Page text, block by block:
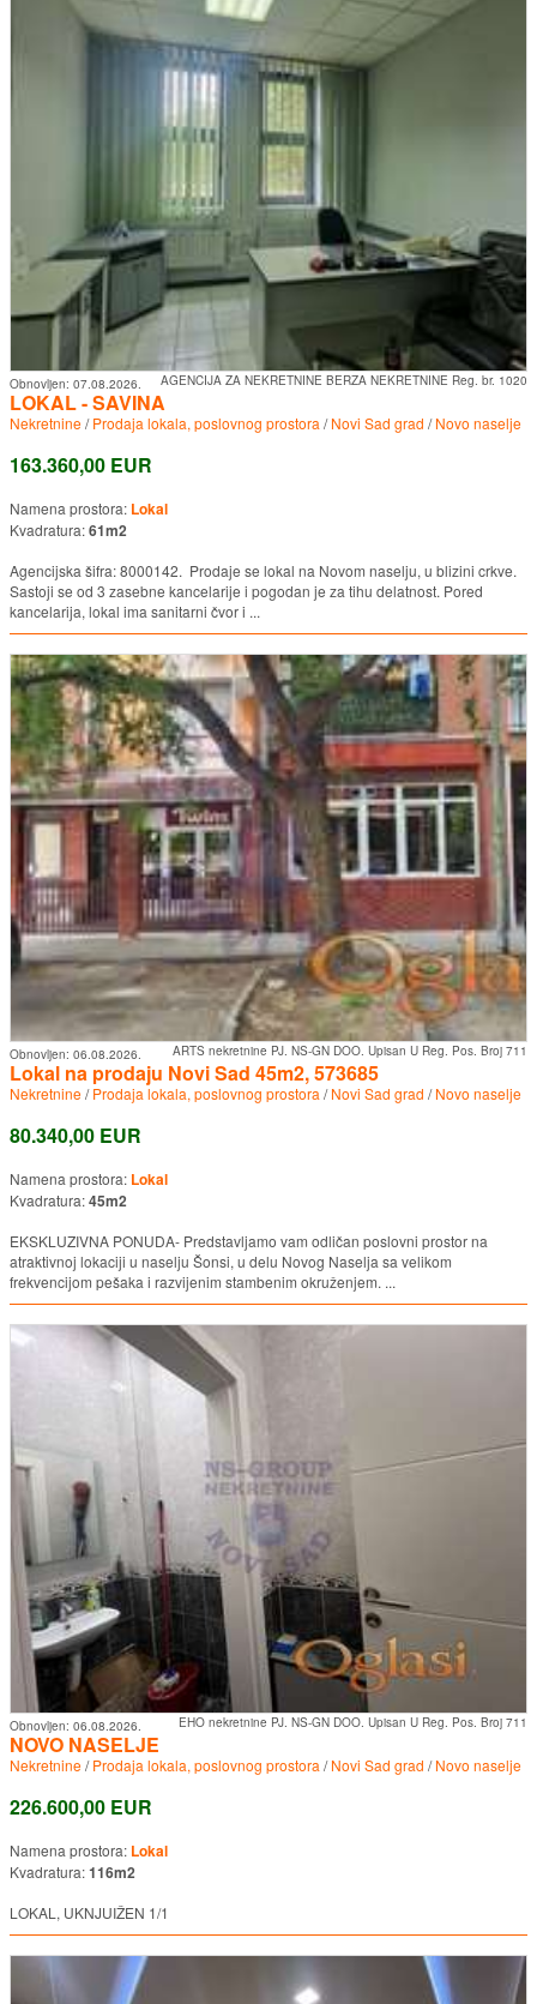
AGENCIJA ZA NEKRETNINE BERZA NEKRETNINE Reg. br. 1020
Obnovljen: 07.08.2026.
LOKAL - SAVINA
Nekretnine/Prodaja lokala, poslovnog prostora /Novi Sad grad /Novo naselje
163.360,00 EUR
Namena prostora: Lokal
Kvadratura:61m2
Agencijska šifra: 8000142. Prodaje se lokal na Novom naselju, u blizini crkve.
Sastoji se od 3 zasebne kancelarije i pogodan je za tihu delatnost. Pored
kancelarija, lokal ima sanitarni čvor i ...
ARTS nekretnine PJ. NS-GN DOO. Upisan U Reg. Pos. Broj 711
Obnovljen: 06.08.2026.
Lokal na prodaju Novi Sad 45m2, 573685
Nekretnine/Prodaja lokala, poslovnog prostora /Novi Sad grad /Novo naselje
80.340,00 EUR
Namena prostora: Lokal
Kvadratura:45m2
EKSKLUZIVNA PONUDA- Predstavljamo vam odličan poslovni prostor na
atraktivnoj lokaciji u naselju Šonsi, u delu Novog Naselja sa velikom
frekvencijom pešaka i razvijenim stambenim okruženjem. ...
EHO nekretnine PJ. NS-GN DOO. Upisan U Reg. Pos. Broj 711
Obnovljen: 06.08.2026.
NOVO NASELJE
Nekretnine/Prodaja lokala, poslovnog prostora /Novi Sad grad /Novo naselje
226.600,00 EUR
Namena prostora: Lokal
Kvadratura:116m2
LOKAL, UKNJUIŽEN 1/1